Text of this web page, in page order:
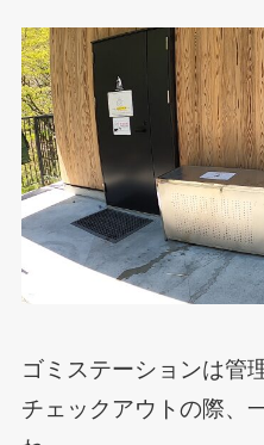
ゴミステーションは管
チェックアウトの際、